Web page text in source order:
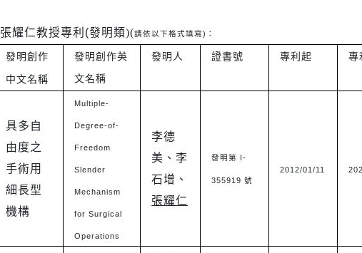
張耀仁教授專利(發明類)(請依以下格式填寫) ：
發明創作
中文名稱
發明創作英
文名稱
發明人 證書號 專利起 專
具多自
由度之
手術用
細長型
機構
Multiple-
Degree-of-
Freedom
Slender
Mechanism
for Surgical
Operations
李德
美、李
石增、
張耀仁
發明第 I-
355919號
2012/01/11